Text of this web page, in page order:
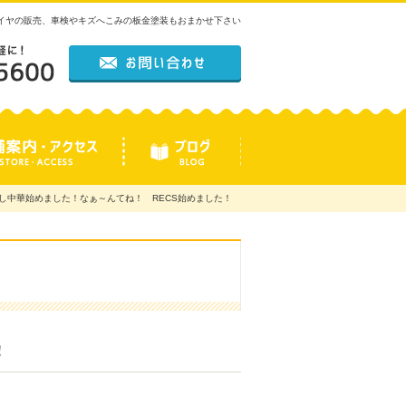
の販売、車検やキズへこみの板金塗装もおまかせ下さい
中華始めました！なぁ～んてね！ RECS始めました！